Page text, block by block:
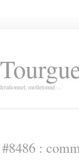
Irrationnel, molletonné…
#8486 :